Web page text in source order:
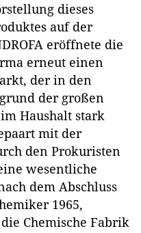
dieses
auf der
eröffnete die
erneut einen
der in den
der großen
Haushalt stark
mit der
den Prokuristen
wesentliche
dem Abschluss
1965,
Chemische Fabrik